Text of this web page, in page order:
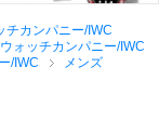
チカンパニー/IWC
ォッチカンパニー/IWC
/IWC
メンズ